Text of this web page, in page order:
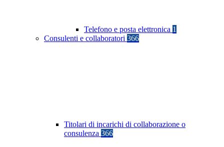
Telefono e posta elettronica 1
Consulenti e collaboratori 366
Titolari di incarichi di collaborazione o
consulenza 366